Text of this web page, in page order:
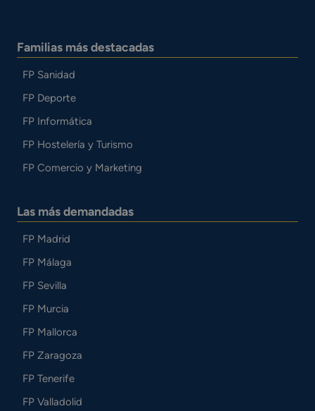
Familias más destacadas
FP Sanidad
FP Deporte
FP Informática
FP Hostelería y Turismo
FP Comercio y Marketing
Las más demandadas
FP Madrid
FP Málaga
FP Sevilla
FP Murcia
FP Mallorca
FP Zaragoza
FP Tenerife
FP Valladolid